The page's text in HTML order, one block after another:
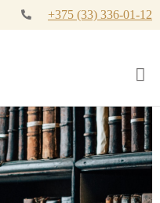
+375 (33) 336-01-12